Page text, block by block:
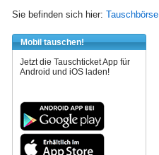
Sie befinden sich hier: Tauschbörse
Mobil tauschen!
Jetzt die Tauschticket App für
Android und iOS laden!